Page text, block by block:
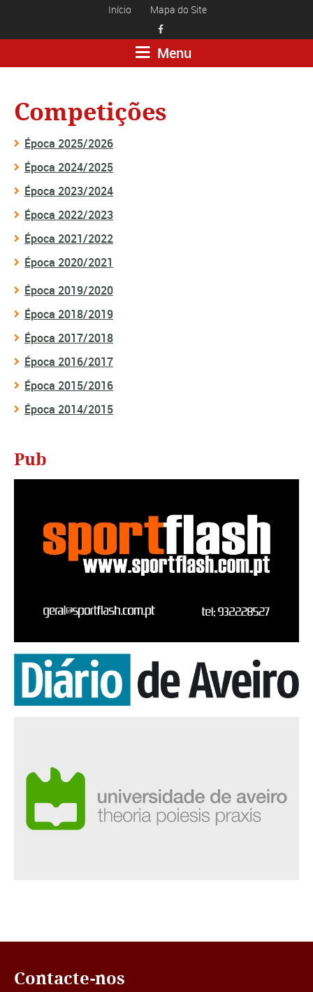
Início Mapa do Site

Menu
Competições
Época 2025/2026
Época 2024/2025
Época 2023/2024
Época 2022/2023
Época 2021/2022
Época 2020/2021
Época 2019/2020
Época 2018/2019
Época 2017/2018
Época 2016/2017
Época 2015/2016
Época 2014/2015
Pub
Contacte-nos